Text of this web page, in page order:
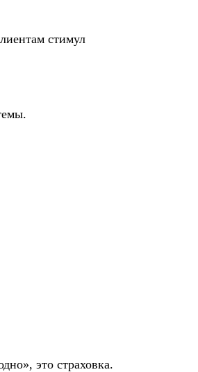
стимул
это страховка.